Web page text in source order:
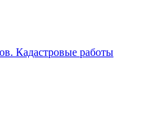
Кадастровые работы